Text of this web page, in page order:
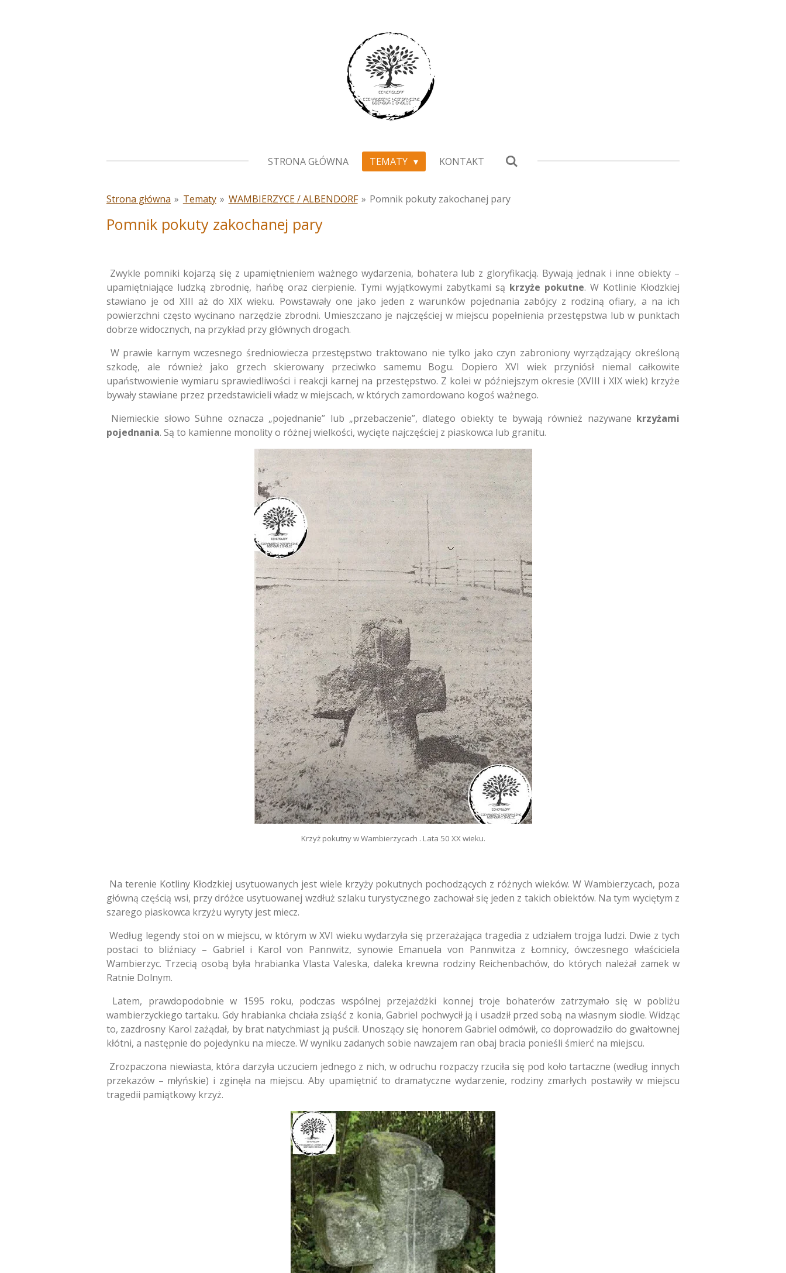
STRONA GŁÓWNA TEMATY KONTAKT
Strona główna » Tematy » WAMBIERZYCE / ALBENDORF » Pomnik pokuty zakochanej pary
Pomnik pokuty zakochanej pary
Zwykle pomniki kojarzą się z upamiętnieniem ważnego wydarzenia, bohatera lub z gloryfikacją. Bywają jednak i inne obiekty –
upamiętniające ludzką zbrodnię, hańbę oraz cierpienie. Tymi wyjątkowymi zabytkami są krzyże pokutne. W Kotlinie Kłodzkiej
stawiano je od XIII aż do XIX wieku. Powstawały one jako jeden z warunków pojednania zabójcy z rodziną ofiary, a na ich
powierzchni często wycinano narzędzie zbrodni. Umieszczano je najczęściej w miejscu popełnienia przestępstwa lub w punktach
dobrze widocznych, na przykład przy głównych drogach.
W prawie karnym wczesnego średniowiecza przestępstwo traktowano nie tylko jako czyn zabroniony wyrządzający określoną
szkodę, ale również jako grzech skierowany przeciwko samemu Bogu. Dopiero XVI wiek przyniósł niemal całkowite
upaństwowienie wymiaru sprawiedliwości i reakcji karnej na przestępstwo. Z kolei w późniejszym okresie (XVIII i XIX wiek) krzyże
bywały stawiane przez przedstawicieli władz w miejscach, w których zamordowano kogoś ważnego.
Niemieckie słowo Sühne oznacza „pojednanie” lub „przebaczenie”, dlatego obiekty te bywają również nazywane krzyżami
pojednania. Są to kamienne monolity o różnej wielkości, wycięte najczęściej z piaskowca lub granitu.
Krzyż pokutny w Wambierzycach . Lata 50 XX wieku.
Na terenie Kotliny Kłodzkiej usytuowanych jest wiele krzyży pokutnych pochodzących z różnych wieków. W Wambierzycach, poza
główną częścią wsi, przy dróżce usytuowanej wzdłuż szlaku turystycznego zachował się jeden z takich obiektów. Na tym wyciętym z
szarego piaskowca krzyżu wyryty jest miecz.
Według legendy stoi on w miejscu, w którym w XVI wieku wydarzyła się przerażająca tragedia z udziałem trojga ludzi. Dwie z tych
postaci to bliźniacy – Gabriel i Karol von Pannwitz, synowie Emanuela von Pannwitza z Łomnicy, ówczesnego właściciela
Wambierzyc. Trzecią osobą była hrabianka Vlasta Valeska, daleka krewna rodziny Reichenbachów, do których należał zamek w
Ratnie Dolnym.
Latem, prawdopodobnie w 1595 roku, podczas wspólnej przejażdżki konnej troje bohaterów zatrzymało się w pobliżu
wambierzyckiego tartaku. Gdy hrabianka chciała zsiąść z konia, Gabriel pochwycił ją i usadził przed sobą na własnym siodle. Widząc
to, zazdrosny Karol zażądał, by brat natychmiast ją puścił. Unoszący się honorem Gabriel odmówił, co doprowadziło do gwałtownej
kłótni, a następnie do pojedynku na miecze. W wyniku zadanych sobie nawzajem ran obaj bracia ponieśli śmierć na miejscu.
Zrozpaczona niewiasta, która darzyła uczuciem jednego z nich, w odruchu rozpaczy rzuciła się pod koło tartaczne (według innych
przekazów – młyńskie) i zginęła na miejscu. Aby upamiętnić to dramatyczne wydarzenie, rodziny zmarłych postawiły w miejscu
tragedii pamiątkowy krzyż.